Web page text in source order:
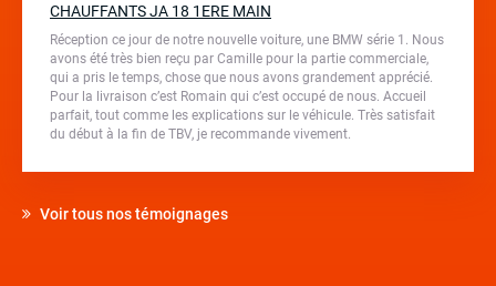
CHAUFFANTS JA 18 1ERE MAIN
Réception ce jour de notre nouvelle voiture, une BMW série 1. Nous
avons été très bien reçu par Camille pour la partie commerciale,
qui a pris le temps, chose que nous avons grandement apprécié.
Pour la livraison c’est Romain qui c’est occupé de nous. Accueil
parfait, tout comme les explications sur le véhicule. Très satisfait
du début à la fin de TBV, je recommande vivement.
Voir tous nos témoignages